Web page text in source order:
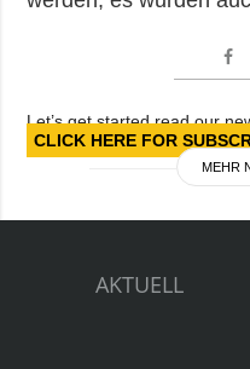
Fotos
Let’s get started read our
CLICK HERE FOR
MEHR
AKTUELL